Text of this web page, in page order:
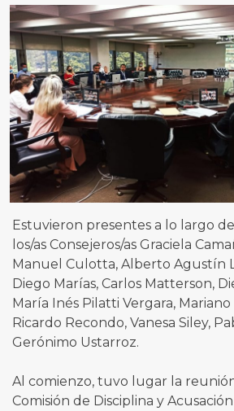
Estuvieron presentes a lo largo
los/as Consejeros/as Graciela
Manuel Culotta, Alberto Agustín
Diego Marías, Carlos Matterson,
María Inés Pilatti Vergara,
Ricardo Recondo, Vanesa Siley,
Gerónimo Ustarroz.
Al comienzo, tuvo lugar la
Comisión de Disciplina y